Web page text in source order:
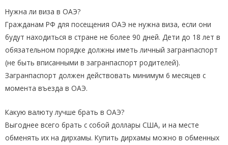
Нужна ли виза в ОАЭ?
Гражданам РФ для посещения ОАЭ не нужна виза, если они
будут находиться в стране не более 90 дней. Дети до 18 лет в
обязательном порядке должны иметь личный загранпаспорт
(не быть вписанными в загранпаспорт родителей).
Загранпаспорт должен действовать минимум 6 месяцев с
момента въезда в ОАЭ.
Какую валюту лучше брать в ОАЭ?
Выгоднее всего брать с собой доллары США, и на месте
обменять их на дирхамы. Купить дирхамы можно в обменных